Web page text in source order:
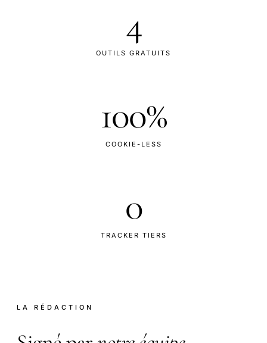
4
OUTILS GRATUITS
100%
COOKIE-LESS
0
TRACKER TIERS
LA RÉDACTION